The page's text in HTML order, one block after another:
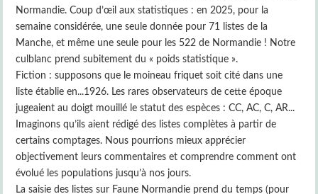
Normandie. Coup d’œil aux statistiques : en 2025, pour la
semaine considérée, une seule donnée pour 71 listes de la
Manche, et même une seule pour les 522 de Normandie ! Notre
culblanc prend subitement du « poids statistique ».
Fiction : supposons que le moineau friquet soit cité dans une
liste établie en...1926. Les rares observateurs de cette époque
jugeaient au doigt mouillé le statut des espèces : CC, AC, C, AR...
Imaginons qu’ils aient rédigé des listes complètes à partir de
certains comptages. Nous pourrions mieux apprécier
objectivement leurs commentaires et comprendre comment ont
évolué les populations jusqu’à nos jours.
La saisie des listes sur Faune Normandie prend du temps (pour